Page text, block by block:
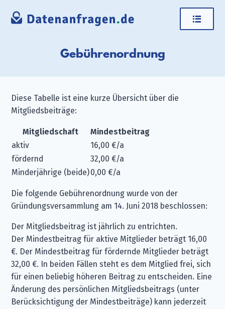
Gebührenordnung
Diese Tabelle ist eine kurze Übersicht über die
Mitgliedsbeiträge:
Mitgliedschaft
Mindestbeitrag
aktiv
16,00 €/a
fördernd
32,00 €/a
Minderjährige (beide)0,00 €/a
Die folgende Gebührenordnung wurde von der
Gründungsversammlung am 14. Juni 2018 beschlossen:
Der Mitgliedsbeitrag ist jährlich zu entrichten.
Der Mindestbeitrag für aktive Mitglieder beträgt 16,00
€. Der Mindestbeitrag für fördernde Mitglieder beträgt
32,00 €. In beiden Fällen steht es dem Mitglied frei, sich
für einen beliebig höheren Beitrag zu entscheiden. Eine
Änderung des persönlichen Mitgliedsbeitrags (unter
Berücksichtigung der Mindestbeiträge) kann jederzeit